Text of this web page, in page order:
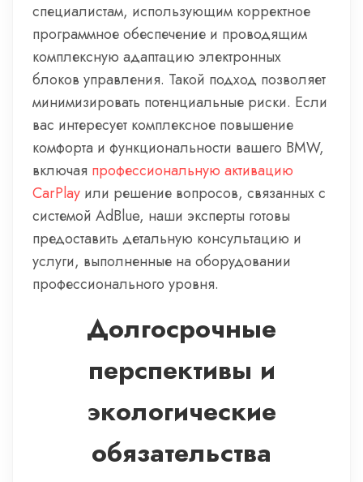
специалистам, использующим корректное
программное обеспечение и проводящим
комплексную адаптацию электронных
блоков управления. Такой подход позволяет
минимизировать потенциальные риски. Если
вас интересует комплексное повышение
комфорта и функциональности вашего BMW,
включая профессиональную активацию
CarPlay или решение вопросов, связанных с
системой AdBlue, наши эксперты готовы
предоставить детальную консультацию и
услуги, выполненные на оборудовании
профессионального уровня.
Долгосрочные
перспективы и
экологические
обязательства